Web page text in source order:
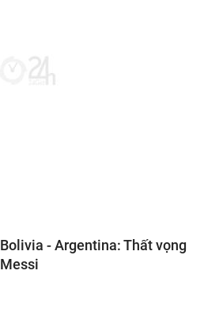
Bolivia - Argentina: Thất vọng
Messi